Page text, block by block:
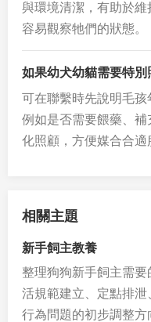
與環境清潔，有助於
容易觀察牠們的狀態。
如果幼犬幼貓需要特
可在聯繫時先說明毛孩
例如是否需要餵藥、
化照顧，方便媒合合適
相關主題
新手飼主教養
整理狗狗新手飼主需
活規範建立、定點排
行為問題的初步調整